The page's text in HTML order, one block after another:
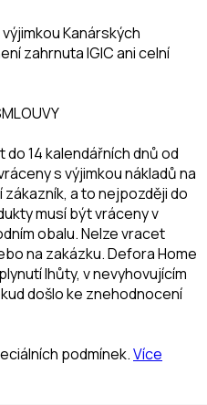
Kanárských
zahrnuta IGIC ani celní
14 kalendářních dnů od
s výjimkou nákladů na
a to nejpozději do
musí být vráceny v
obalu. Nelze vracet
na zakázku. Defora Home
lhůty, v nevyhovujícím
došlo ke znehodnocení
podmínek.Více